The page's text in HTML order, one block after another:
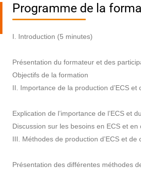
Programme de la
I. Introduction (5 minutes)
Présentation du formateur et des
Objectifs de la formation
II. Importance de la production d’ECS
Explication de l’importance de l’ECS et
Discussion sur les besoins en ECS et
III. Méthodes de production d’ECS et
Présentation des différentes méthodes